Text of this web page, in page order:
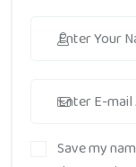
Save my